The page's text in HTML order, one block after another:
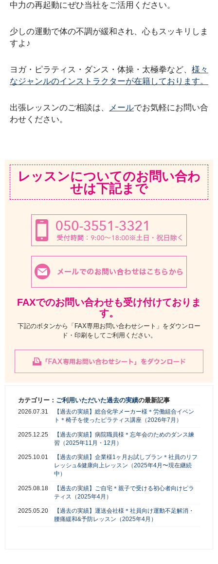
中力の再起動にぜひ当社をご活用ください。
少しの運動で体の不調が緩和され、心もスッキリしま
すよ♪
ヨガ・ピラティス・ダンス・体操・太極拳など、 様々
なジャンルのインストラクターが在籍しております。
出張レッスンのご相談は、 メールでお気軽にお問い合
わせください。
レッスンについてのお問い合わ
せは下記まで
FAXでのお問い合わせも受け付けておりま
す。
下記のボタンから「FAX専用お問い合わせシート」をダウンロー
ド・印刷をしてご利用ください。
カテゴリー： ご利用いただいた過去の実績の最新記事
2026.07.31
【過去の実績】総合化学メーカー様＊労働組合イベン
ト＊椅子を使ったピラティス講座（2026年7月）
2025.12.25
【過去の実績】病院職員様＊忘年会のためのダンス練
習（2025年11月・12月）
2025.10.01
【過去の実績】企業様1ヶ月お試しプラン＊社員のリフ
レッシュ&健康向上レッスン（2025年4月〜現在継続
中）
2025.08.18
【過去の実績】ご自宅＊親子で受ける初心者向けピラ
ティス（2025年4月）
2025.05.20
【過去の実績】運送会社様＊社員向け運動不足解消・
腰痛緩和&予防レッスン（2025年4月）